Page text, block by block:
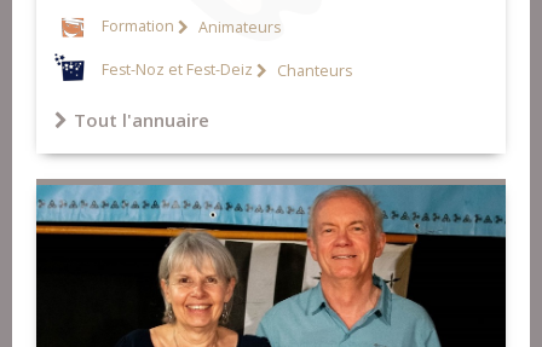
Formation Animateurs
Fest-Noz et Fest-Deiz Chanteurs
Tout l'annuaire